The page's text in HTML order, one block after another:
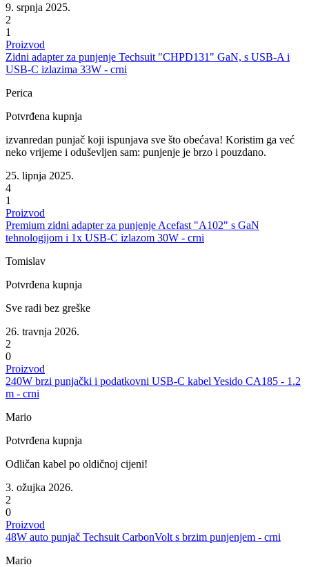
9. srpnja 2025.
2
1
Proizvod
Zidni adapter za punjenje Techsuit "CHPD131" GaN, s USB-A i
USB-C izlazima 33W - crni
Perica
Potvrđena kupnja
izvanredan punjač koji ispunjava sve što obećava! Koristim ga već
neko vrijeme i oduševljen sam: punjenje je brzo i pouzdano.
25. lipnja 2025.
4
1
Proizvod
Premium zidni adapter za punjenje Acefast "A102" s GaN
tehnologijom i 1x USB-C izlazom 30W - crni
Tomislav
Potvrđena kupnja
Sve radi bez greške
26. travnja 2026.
2
0
Proizvod
240W brzi punjački i podatkovni USB-C kabel Yesido CA185 - 1.2
m - crni
Mario
Potvrđena kupnja
Odličan kabel po oldičnoj cijeni!
3. ožujka 2026.
2
0
Proizvod
48W auto punjač Techsuit CarbonVolt s brzim punjenjem - crni
Mario